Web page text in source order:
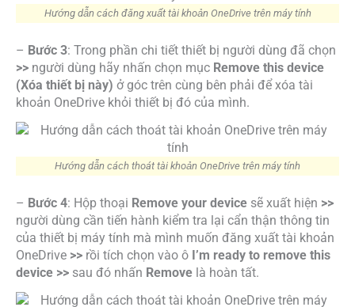
Hướng dẫn cách đăng xuất tài khoản OneDrive trên máy tính
– Bước 3: Trong phần chi tiết thiết bị người dùng đã chọn
>> người dùng hãy nhấn chọn mục Remove this device
(Xóa thiết bị này) ở góc trên cùng bên phải để xóa tài
khoản OneDrive khỏi thiết bị đó của mình.
Hướng dẫn cách thoát tài khoản OneDrive trên máy tính
– Bước 4: Hộp thoại Remove your device sẽ xuất hiện >>
người dùng cần tiến hành kiểm tra lại cẩn thận thông tin
của thiết bị máy tính mà mình muốn đăng xuất tài khoản
OneDrive >> rồi tích chọn vào ô I’m ready to remove this
device >> sau đó nhấn Remove là hoàn tất.